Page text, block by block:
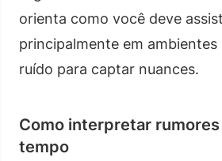
orienta como você deve
principalmente em ambientes
ruído para captar nuances.
Como interpretar
tempo